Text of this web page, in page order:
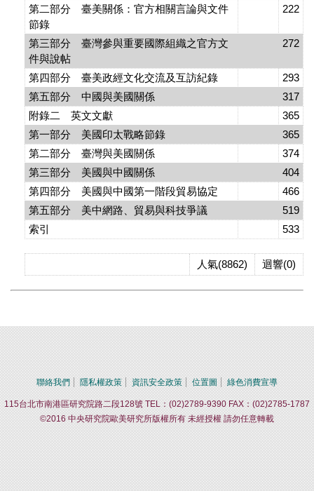
第二部分 臺美關係：官方相關言論與文件
節錄
222
第三部分 臺灣參與重要國際組織之官方文
件與說帖
272
第四部分 臺美政經文化交流及互訪紀錄
293
第五部分 中國與美國關係
317
附錄二 英文文獻
365
第一部分 美國印太戰略節錄
365
第二部分 臺灣與美國關係
374
第三部分 美國與中國關係
404
第四部分 美國與中國第一階段貿易協定
466
第五部分 美中網路、貿易與科技爭議
519
索引
533
迴響(0)
人氣(8862)
聯絡我們 隱私權政策 資訊安全政策 位置圖 綠色消費宣導
115台北市南港區研究院路二段128號 TEL：(02)2789-9390 FAX：(02)2785-1787
©2016 中央研究院歐美研究所版權所有 未經授權 請勿任意轉載